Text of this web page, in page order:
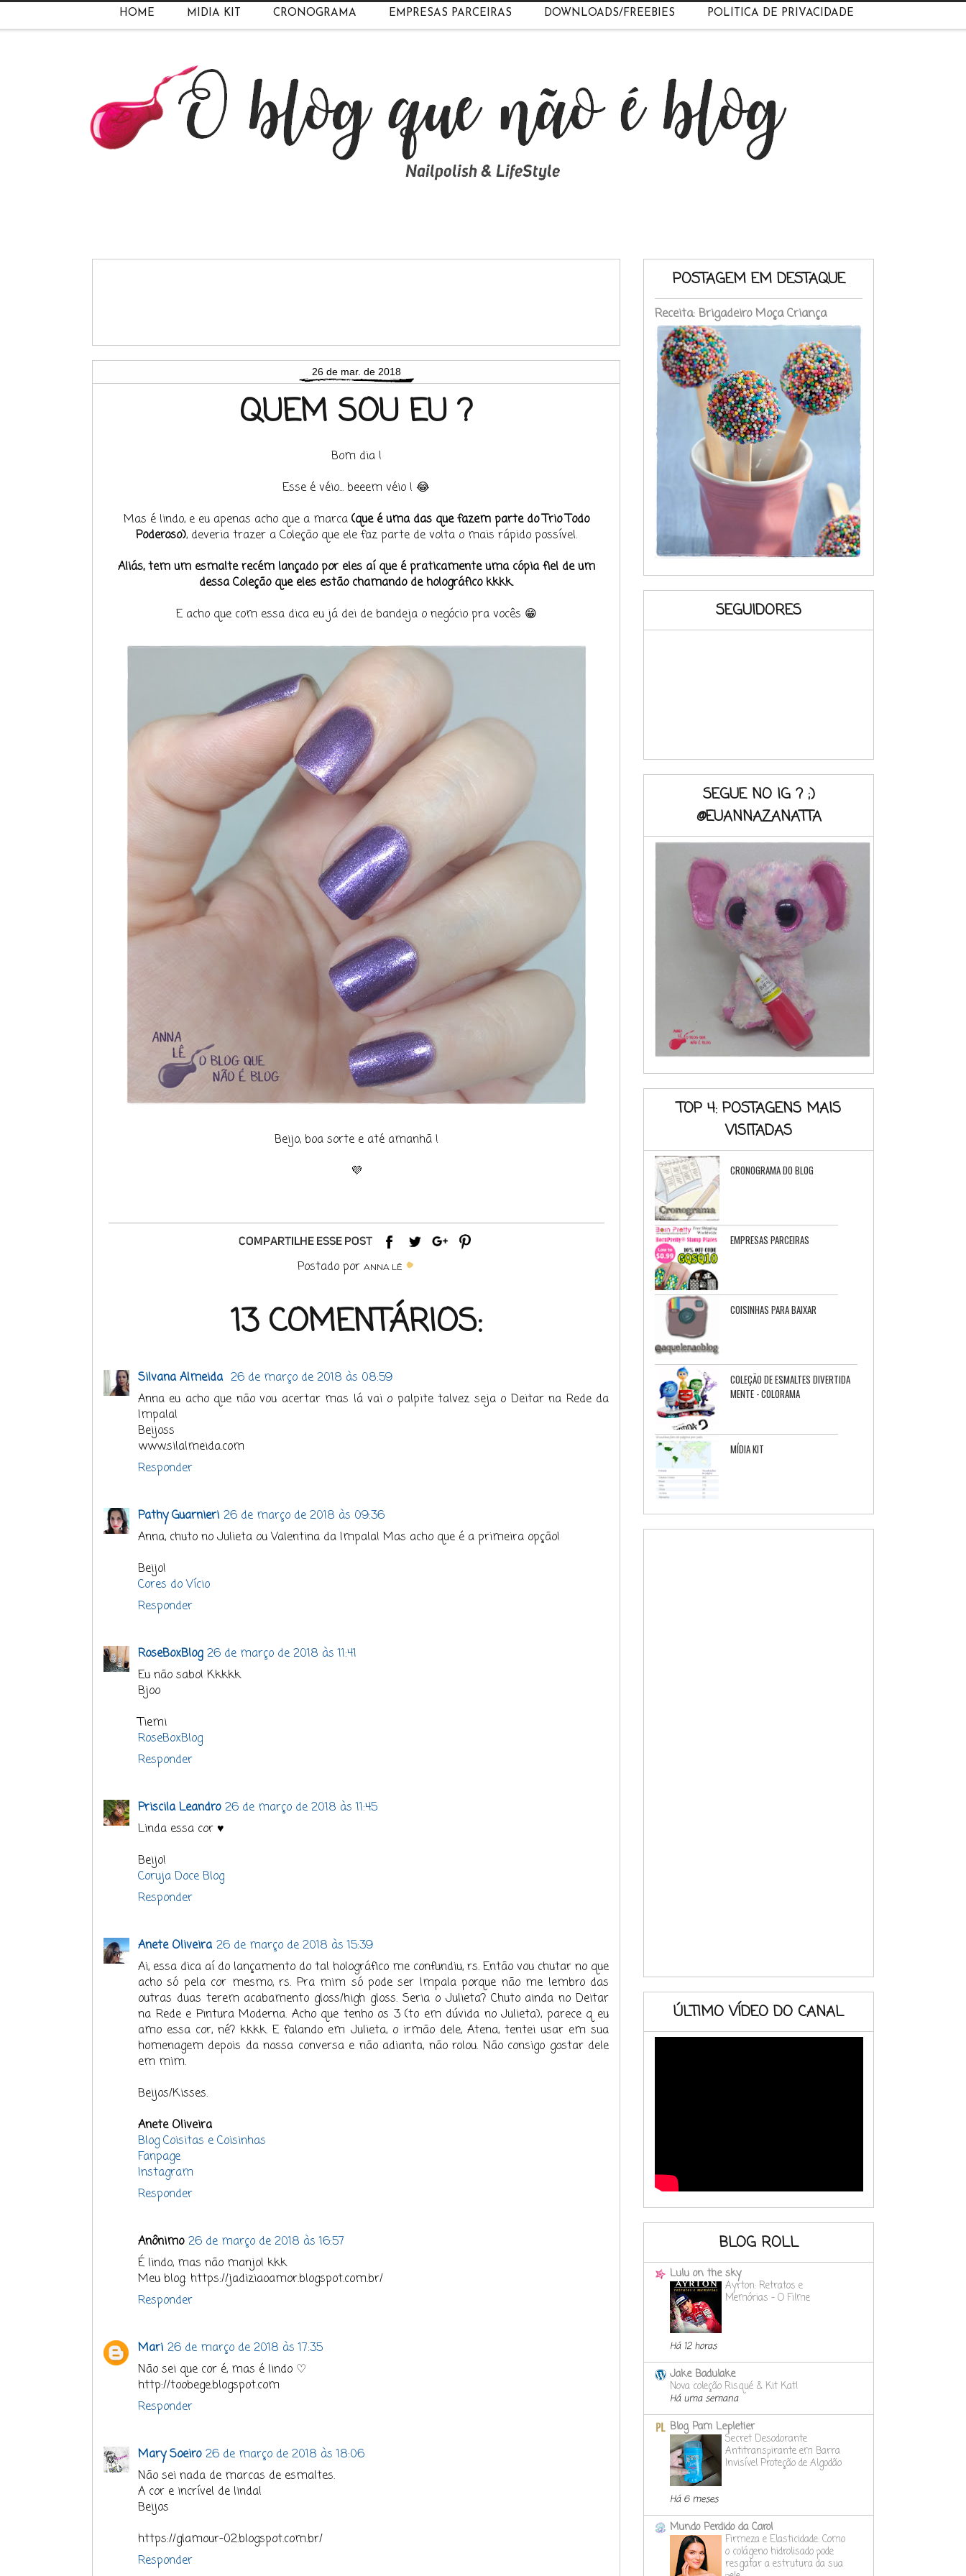
HOME MIDIA KIT CRONOGRAMA EMPRESAS PARCEIRAS DOWNLOADS/FREEBIES POLÍTICA DE PRIVACIDADE
26 de mar. de 2018
QUEM SOU EU ?
Bom dia !
Esse é véio... beeem véio ! 😂
Mas é lindo, e eu apenas acho que a marca (que é uma das que fazem parte do Trio Todo
Poderoso), deveria trazer a Coleção que ele faz parte de volta o mais rápido possível.
Aliás, tem um esmalte recém lançado por eles aí que é praticamente uma cópia fiel de um
dessa Coleção que eles estão chamando de holográfico kkkk.
E acho que com essa dica eu já dei de bandeja o negócio pra vocês 😁
Beijo, boa sorte e até amanhã !
💜
Postado por ANNA LÊ
13 COMENTÁRIOS:
Silvana Almeida 26 de março de 2018 às 08:59
Anna eu acho que não vou acertar mas lá vai o palpite talvez seja o Deitar na Rede da
Impala!
Beijoss
www.silalmeida.com
Responder
Pathy Guarnieri 26 de março de 2018 às 09:36
Anna, chuto no Julieta ou Valentina da Impala! Mas acho que é a primeira opção!
Beijo!
Cores do Vício
Responder
RoseBoxBlog 26 de março de 2018 às 11:41
Eu não sabo! Kkkkk
Bjoo
Tiemi
RoseBoxBlog
Responder
Priscila Leandro 26 de março de 2018 às 11:45
Linda essa cor ♥
Beijo!
Coruja Doce Blog
Responder
Anete Oliveira 26 de março de 2018 às 15:39
Ai, essa dica aí do lançamento do tal holográfico me confundiu, rs. Então vou chutar no que
acho só pela cor mesmo, rs. Pra mim só pode ser Impala porque não me lembro das
outras duas terem acabamento gloss/high gloss. Seria o Julieta? Chuto ainda no Deitar
na Rede e Pintura Moderna. Acho que tenho os 3 (to em dúvida no Julieta), parece q eu
amo essa cor, né? kkkk. E falando em Julieta, o irmão dele, Atena, tentei usar em sua
homenagem depois da nossa conversa e não adianta, não rolou. Não consigo gostar dele
em mim.
Beijos/Kisses.
Anete Oliveira
Blog Coisitas e Coisinhas
Fanpage
Instagram
Responder
Anônimo 26 de março de 2018 às 16:57
É lindo, mas não manjo! kkk
Meu blog: https://jadiziaoamor.blogspot.com.br/
Responder
Mari 26 de março de 2018 às 17:35
Não sei que cor é, mas é lindo ♡
http://toobege.blogspot.com
Responder
Mary Soeiro 26 de março de 2018 às 18:06
Não sei nada de marcas de esmaltes.
A cor e incrível de linda!
Beijos
https://glamour-02.blogspot.com.br/
Responder
POSTAGEM EM DESTAQUE
Receita: Brigadeiro Moça Criança
SEGUIDORES
SEGUE NO IG ? ;)
@EUANNAZANATTA
TOP 4: POSTAGENS MAIS
VISITADAS
CRONOGRAMA DO BLOG
EMPRESAS PARCEIRAS
COISINHAS PARA BAIXAR
COLEÇÃO DE ESMALTES DIVERTIDA
MENTE - COLORAMA
MÍDIA KIT
ÚLTIMO VÍDEO DO CANAL
BLOG ROLL
Lulu on the sky
Ayrton: Retratos e
Memórias - O Filme
Há 12 horas
Jake Badulake
Nova coleção Risqué & Kit Kat!
Há uma semana
Blog Pam Lepletier
Secret Desodorante
Antitranspirante em Barra
Invisível Proteção de Algodão
Há 6 meses
Mundo Perdido da Carol
Firmeza e Elasticidade: Como
o colágeno hidrolisado pode
resgatar a estrutura da sua